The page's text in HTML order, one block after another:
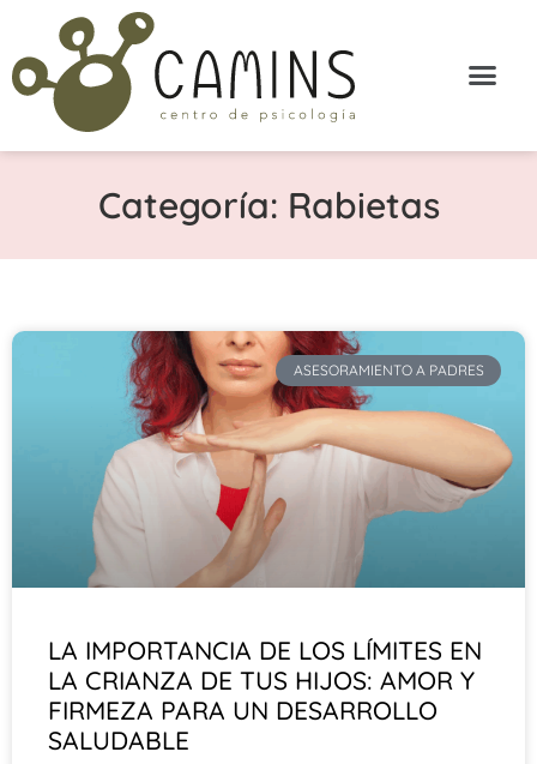
Categoría: Rabietas
ASESORAMIENTO A PADRES
LA IMPORTANCIA DE LOS LÍMITES EN
LA CRIANZA DE TUS HIJOS: AMOR Y
FIRMEZA PARA UN DESARROLLO
SALUDABLE